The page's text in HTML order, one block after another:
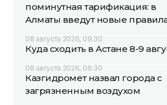
поминутная тарификация: в
Алматы введут новые
08 августа 2026, 09:30
Куда сходить в Астане 8-9
08 августа 2026, 06:30
Казгидромет назвал города с
загрязненным воздухом